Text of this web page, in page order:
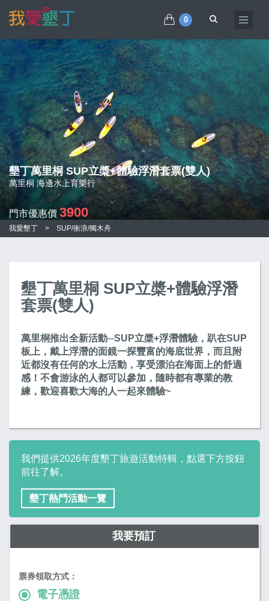
0
墾丁萬里桐 SUP立槳+體驗浮潛套票(雙人)
萬里桐 海邊水上育樂行
門市優惠價 3900
我愛墾丁 > SUP/衝浪/獨木舟
墾丁萬里桐 SUP立槳+體驗浮潛
套票(雙人)
萬里桐推出全新活動─SUP立槳+浮潛體驗，趴在SUP
板上，戴上浮潛的面鏡一探豐富的海底世界，而且附
近都沒有任何的水上活動，享受漂泊在海面上的舒適
感！不會游泳的人都可以參加，隨時都有專業的教
練，歡迎喜歡大海的人一起來體驗~
我們提供2026年度墾丁旅遊活動特輯，點選下方按鈕
前往了解。
墾丁熱門活動一覽
我要預訂
票券領取方式：
電子憑證